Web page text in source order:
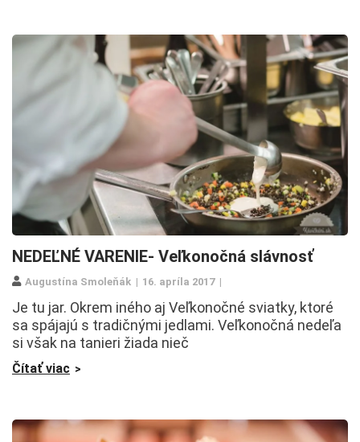
NEDEĽNÉ VARENIE- Veľkonočná slávnosť
Augustína Smoleňák 16. apríla 2017
Je tu jar. Okrem iného aj Veľkonočné sviatky, ktoré
sa spájajú s tradičnými jedlami. Veľkonočná nedeľa
si však na tanieri žiada nieč
Čítať viac